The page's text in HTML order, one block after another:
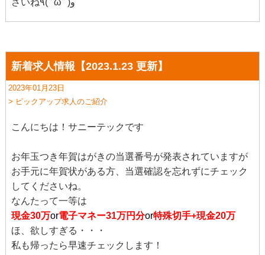
さいね٩( ''ω'' )و
新着求人情報【2023.1.23 更新】
2023年01月23日
> ピックアップ求人のご紹介
こんにちは！サニーテックです
お年玉つき年賀はがきの当選番号が発表されていますが
お手元に年賀状がある方、当選確認を忘れずにチェック
してくださいね。
なんたって一等は
現金30万or電子マネー31万円分or特殊切手+現金20万
ほ、欲しすぎる・・・
私も帰ったら早速チェックします！